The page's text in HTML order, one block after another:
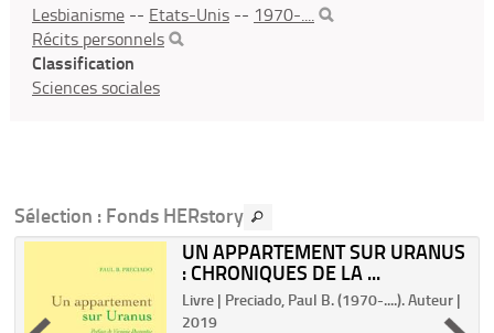
Lesbianisme -- Etats-Unis -- 1970-....
Récits personnels
Classification
Sciences sociales
Sélection : Fonds HERstory
UN APPARTEMENT SUR URANUS
: CHRONIQUES DE LA ...
Livre | Preciado, Paul B. (1970-....). Auteur |
2019